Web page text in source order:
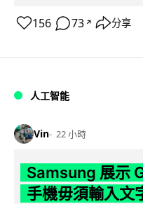
156 73 ↗ 分享
人工智能
Vin 22 小時
Samsung 展示
手機毋須輸入文